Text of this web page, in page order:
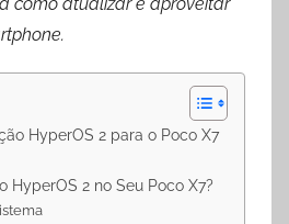
como atualizar e aproveitar
HyperOS 2 para o Poco X7
HyperOS 2 no Seu Poco X7?